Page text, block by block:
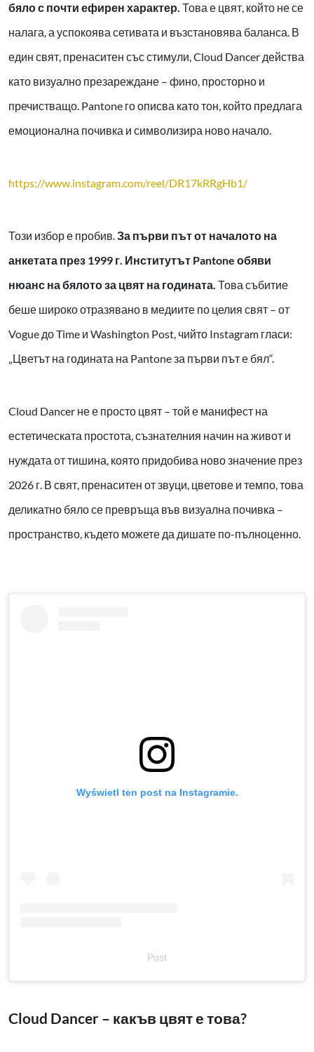
бяло с почти ефирен характер. Това е цвят, който не се
налага, а успокоява сетивата и възстановява баланса. В
един свят, пренаситен със стимули, Cloud Dancer действа
като визуално презареждане – фино, просторно и
пречистващо. Pantone го описва като тон, който предлага
емоционална почивка и символизира ново начало.
https://www.instagram.com/reel/DR17kRRgHb1/
Този избор е пробив.За първи път от началото на
анкетата през 1999 г. Институтът Pantone обяви
нюанс на бялото за цвят на годината. Това събитие
беше широко отразявано в медиите по целия свят – от
Vogue до Time и Washington Post, чийто Instagram гласи:
„Цветът на годината на Pantone за първи път е бял“.
Cloud Dancer не е просто цвят – той е манифест на
естетическата простота, съзнателния начин на живот и
нуждата от тишина, която придобива ново значение през
2026 г. В свят, пренаситен от звуци, цветове и темпо, това
деликатно бяло се превръща във визуална почивка –
пространство, където можете да дишате по-пълноценно.
Wyświetl ten post na Instagramie.
Post
Cloud Dancer – какъв цвят е това?